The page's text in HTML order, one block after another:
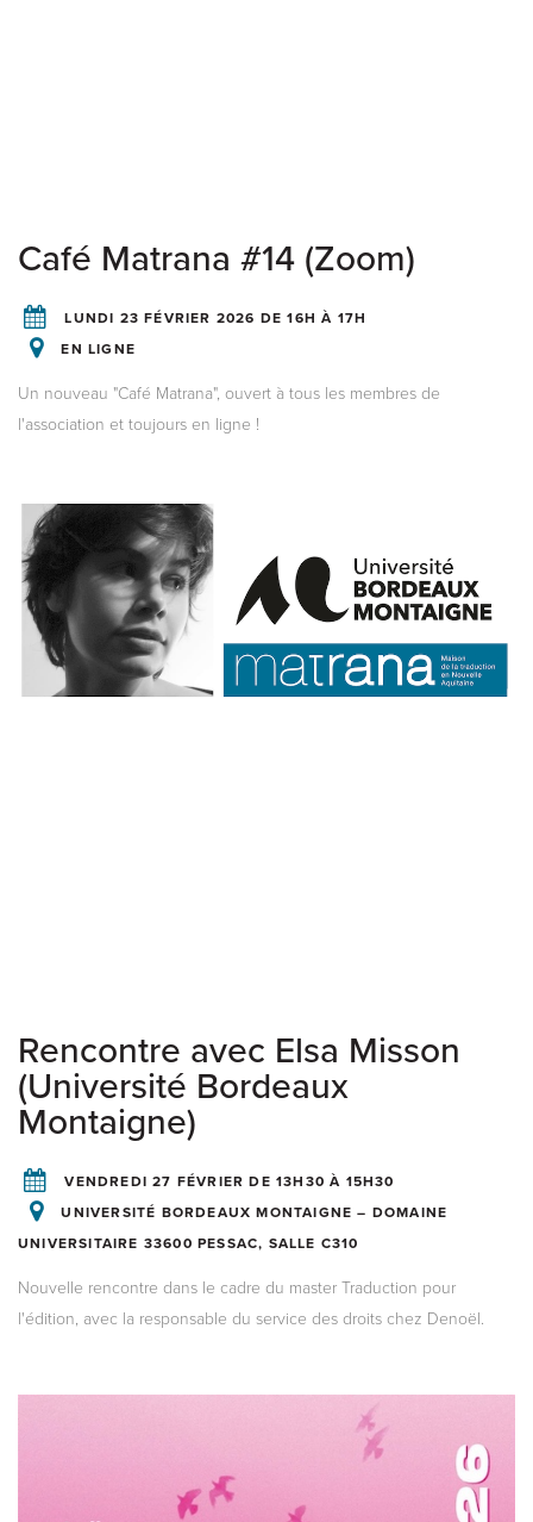
Café Matrana #14 (Zoom)
LUNDI 23 FÉVRIER 2026 DE 16H À 17H
EN LIGNE
Un nouveau "Café Matrana", ouvert à tous les membres de
l'association et toujours en ligne !
Rencontre avec Elsa Misson
(Université Bordeaux
Montaigne)
VENDREDI 27 FÉVRIER DE 13H30 À 15H30
UNIVERSITÉ BORDEAUX MONTAIGNE – DOMAINE
UNIVERSITAIRE 33600 PESSAC, SALLE C310
Nouvelle rencontre dans le cadre du master Traduction pour
l'édition, avec la responsable du service des droits chez Denoël.